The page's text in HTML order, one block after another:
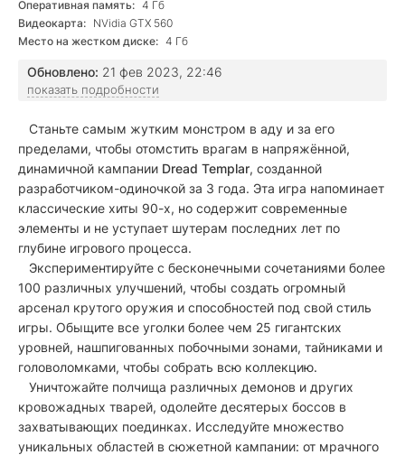
Оперативная память: 4 Гб
Видеокарта: NVidia GTX 560
Место на жестком диске: 4 Гб
Обновлено: 21 фев 2023, 22:46
показать подробности
Станьте самым жутким монстром в аду и за его
пределами, чтобы отомстить врагам в напряжённой,
динамичной кампании Dread Templar, созданной
разработчиком-одиночкой за 3 года. Эта игра напоминает
классические хиты 90-х, но содержит современные
элементы и не уступает шутерам последних лет по
глубине игрового процесса.
Экспериментируйте с бесконечными сочетаниями более
100 различных улучшений, чтобы создать огромный
арсенал крутого оружия и способностей под свой стиль
игры. Обыщите все уголки более чем 25 гигантских
уровней, нашпигованных побочными зонами, тайниками и
головоломками, чтобы собрать всю коллекцию.
Уничтожайте полчища различных демонов и других
кровожадных тварей, одолейте десятерых боссов в
захватывающих поединках. Исследуйте множество
уникальных областей в сюжетной кампании: от мрачного